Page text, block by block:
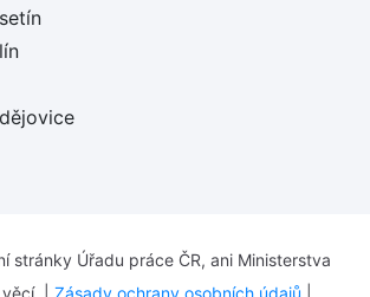
stránky Úřadu práce ČR, ani Ministerstva
| Zásady ochrany osobních údajů